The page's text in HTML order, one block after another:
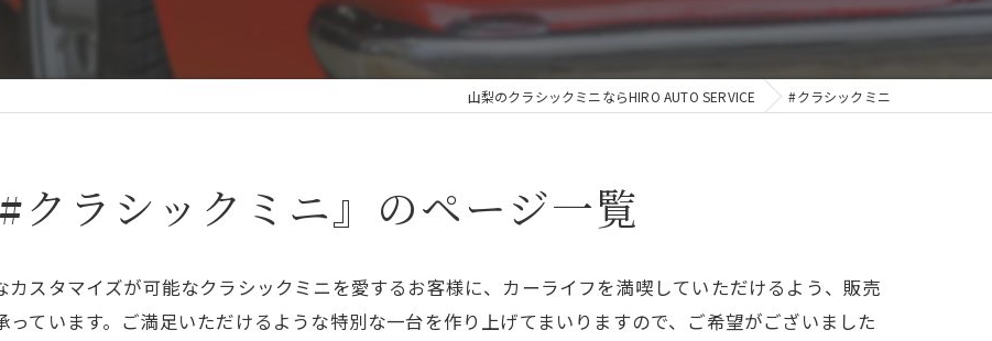
車検
山梨のクラシックミニならHIRO AUTO SERVICE #クラシックミニ
クラシックミニ』のページ一覧
スタマイズが可能なクラシックミニを愛するお客様に、カーライフを満喫していただけるよう、販売
ています。ご満足いただけるような特別な一台を作り上げてまいりますので、ご希望がございました